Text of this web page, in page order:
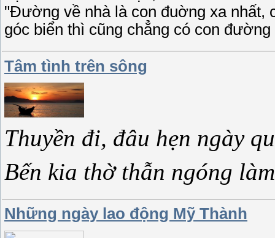
"Đường về nhà là con đuờng xa nhất,
góc biển thì cũng chẳng có con
Tâm tình trên sông
Thuyền đi, đâu hẹn ngày
Bến kia thờ thẫn ngóng
Những ngày lao động Mỹ Thành